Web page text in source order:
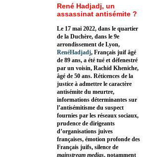
René Hadjadj, un
assassinat antisémite ?
Le 17 mai 2022, dans le quartier
de la Duchère, dans le 9e
arrondissement de Lyon,
RenéHadjadj, Français juif âgé
de 89 ans, a été tué et défenestré
par un voisin, Rachid Kheniche,
âgé de 50 ans. Réticences de la
justice à admettre le caractère
antisémite du meurtre,
informations déterminantes sur
l’antisémitisme du suspect
fournies par les réseaux sociaux,
prudence de dirigeants
d’organisations juives
françaises, émotion profonde des
Français juifs, silence de
mainstream medias, notamment